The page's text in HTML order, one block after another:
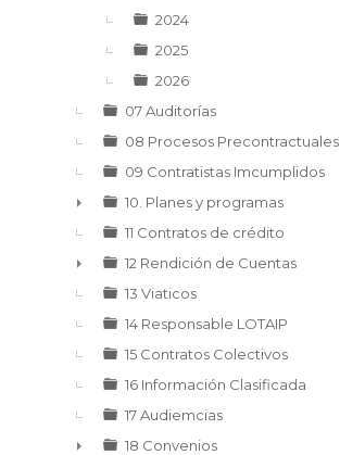
2024
2025
2026
07 Auditorías
08 Procesos Precontractuales
09 Contratistas Imcumplidos
►
10. Planes y programas
11 Contratos de crédito
►
12 Rendición de Cuentas
13 Viaticos
14 Responsable LOTAIP
15 Contratos Colectivos
16 Información Clasificada
17 Audiemcias
18 Convenios